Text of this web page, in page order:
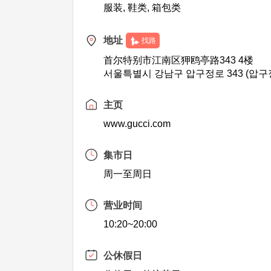
服装, 鞋类, 箱包类
地址 找路
首尔特别市江南区狎鸥亭路343 4楼
서울특별시 강남구 압구정로 343 (압구
主页
www.gucci.com
集市日
周一至周日
营业时间
10:20~20:00
公休假日